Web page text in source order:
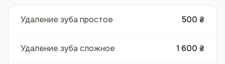
Удаление зуба простое 500 ₴
Удаление зуба сложное 1 600 ₴